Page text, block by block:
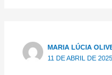
MARIA LÚCIA
11 DE ABRIL DE